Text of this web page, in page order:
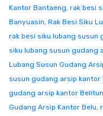
Kantor Bantaeng, rak besi
Banyuasin, Rak Besi Siku
rak besi siku lubang susun
siku lubang susun gudang
Lubang Susun Gudang
susun gudang arsip kantor
gudang arsip kantor
Gudang Arsip Kantor Belu,